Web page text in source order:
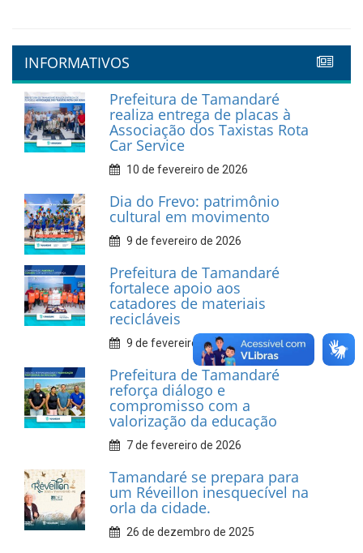
INFORMATIVOS
Prefeitura de Tamandaré
realiza entrega de placas à
Associação dos Taxistas Rota
Car Service
10 de fevereiro de 2026
Dia do Frevo: patrimônio
cultural em movimento
9 de fevereiro de 2026
Prefeitura de Tamandaré
fortalece apoio aos
catadores de materiais
recicláveis
9 de fevereiro de 2026
Prefeitura de Tamandaré
reforça diálogo e
compromisso com a
valorização da educação
7 de fevereiro de 2026
Tamandaré se prepara para
um Réveillon inesquecível na
orla da cidade.
26 de dezembro de 2025